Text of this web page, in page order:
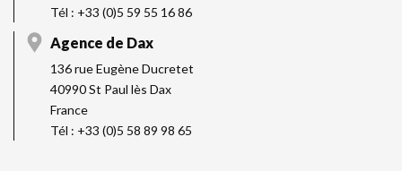
Tél : +33 (0)5 59 55 16 86
Agence de Dax
136 rue Eugène Ducretet
40990 St Paul lès Dax
France
Tél : +33 (0)5 58 89 98 65